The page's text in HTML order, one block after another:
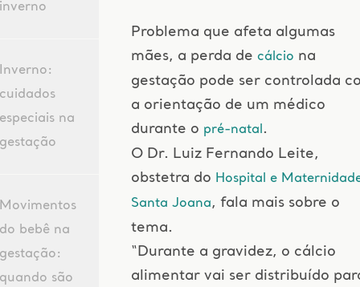
inverno
Inverno:
cuidados
especiais na
gestação
Movimentos
do bebê na
gestação:
quando são
Problema que afeta algumas
mães, a perda de cálcio na
gestação pode ser controlada
a orientação de um médico
durante o pré-natal .
O Dr. Luiz Fernando Leite,
obstetra do Hospital e
Santa Joana, fala mais sobre o
tema.
“Durante a gravidez, o cálcio
alimentar vai ser distribuído